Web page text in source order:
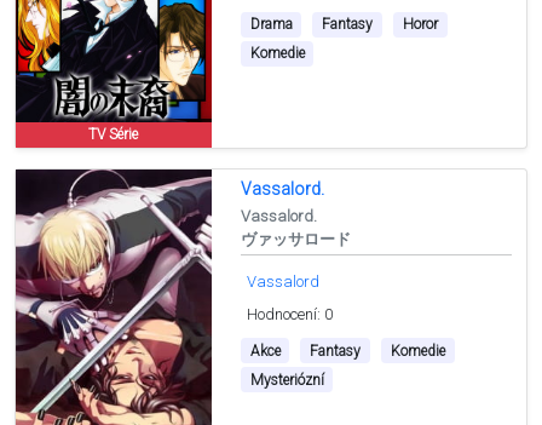
TV Série
Drama Fantasy
Horor
Komedie
Vassalord.
Vassalord.
ヴァッサロード
Vassalord
Hodnocení: 0
Akce Fantasy
Komedie
Mysteriózní